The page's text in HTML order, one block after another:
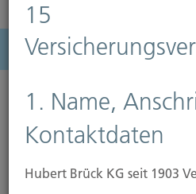
Menü
15
1. Name,
Kontaktdaten
Hubert Brück KG seit 1903